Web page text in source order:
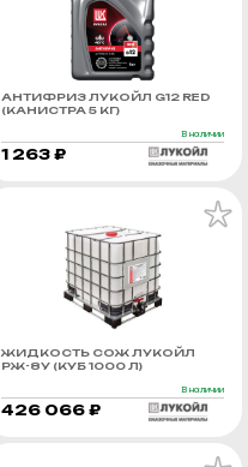
АНТИФРИЗ ЛУКОЙЛ G12 RED
(КАНИСТРА 5 КГ)
В наличии
1 263 ₽
ЖИДКОСТЬ СОЖ ЛУКОЙЛ
РЖ-8У (КУБ 1000 Л)
В наличии
426 066 ₽